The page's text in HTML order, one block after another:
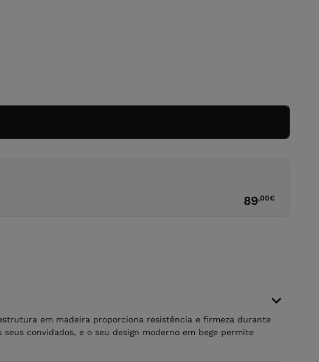
89,00€
em madeira proporciona resistência e firmeza durante
convidados, e o seu design moderno em bege permite